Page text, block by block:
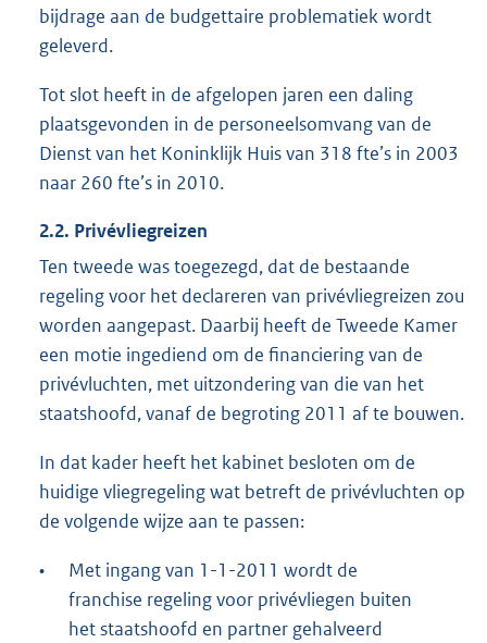
bijdrage aan de budgettaire problematiek wordt
geleverd.
Tot slot heeft in de afgelopen jaren een daling
plaatsgevonden in de personeelsomvang van de
Dienst van het Koninklijk Huis van 318 fte’s in 2003
naar 260 fte’s in 2010.
2.2. Privévliegreizen
Ten tweede was toegezegd, dat de bestaande
regeling voor het declareren van privévliegreizen zou
worden aangepast. Daarbij heeft de Tweede Kamer
een motie ingediend om de financiering van de
privévluchten, met uitzondering van die van het
staatshoofd, vanaf de begroting 2011 af te bouwen.
In dat kader heeft het kabinet besloten om de
huidige vliegregeling wat betreft de privévluchten op
de volgende wijze aan te passen:
•
Met ingang van 1-1-2011 wordt de
franchise regeling voor privévliegen buiten
het staatshoofd en partner gehalveerd